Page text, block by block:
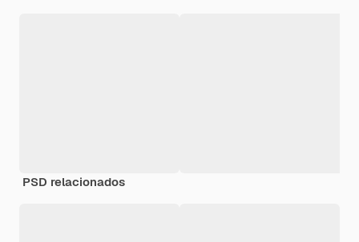
PSD relacionados